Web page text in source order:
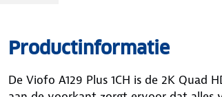
Productinformatie
De Viofo A129 Plus 1CH is de 2K Quad